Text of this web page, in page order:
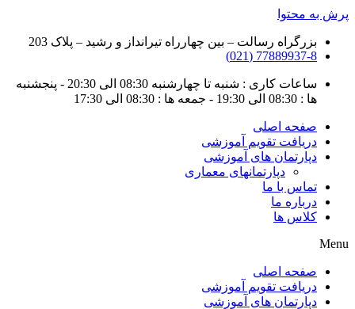
پرش به محتوا
بزرگراه رسالت – بین چهارراه تیرانداز و رشید – پلاک 203
77889937-8 (021)
ساعات کاری : شنبه تا چهارشنبه 08:30 الی 20:30 - پنجشنبه
ها : 08:30 الی 19:30 - جمعه ها : 08:30 الی 17:30
صفحه اصلی
دریافت تقویم آموزشی
دپارتمان های آموزشی
دپارتمانهای معماری
تماس با ما
درباره ما
کلاس ها
Menu
صفحه اصلی
دریافت تقویم آموزشی
دپارتمان های آموزشی